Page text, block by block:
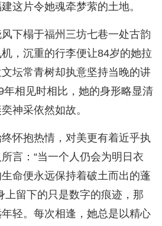
这片令她魂牵梦萦的土地。
下榻于福州三坊七巷一处古韵
，沉重的行李便让84岁的她拉
坛常青树却执意坚持当晚的讲
年相见时相比，她的身形略显清
神采依然如故。
怀抱热情，对美更有着近乎执
言：“当一个人仍会为明日衣
命便永远保持着破土而出的蓬
上留下的只是数字的痕迹，那
轻。每次相逢，她总是以精心